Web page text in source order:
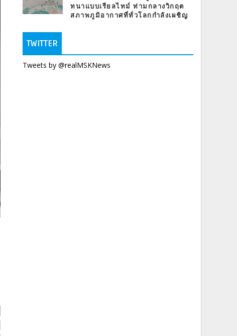
ทนาแบบเรียลไทม์ ท่ามกลางวิกฤต
สภาพภูมิอากาศที่ทั่วโลกกำลังเผชิญ
TWITTER
Tweets by @realMSKNews